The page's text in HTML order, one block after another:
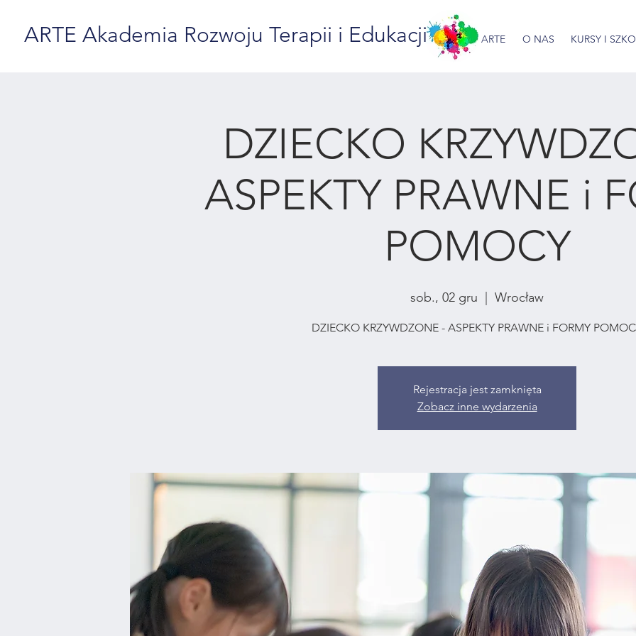
ARTE Akademia Rozwoju Terapii i Edukacji ARTE O NAS KURSY I
DZIECKO
ASPEKTY PRAWNE i
POMOCY
sob., 02 gru
  |
Wrocław
DZIECKO KRZYWDZONE - ASPEKTY PRAWNE i FORMY
Rejestracja jest zamknięta
Zobacz inne wydarzenia